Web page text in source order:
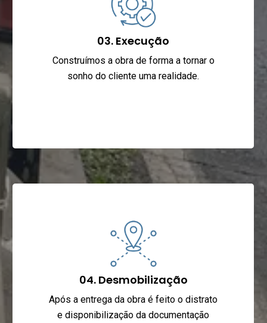
03. Execução
Construímos a obra de forma a tornar o
sonho do cliente uma realidade.
04. Desmobilização
Após a entrega da obra é feito o distrato
e disponibilização da documentação